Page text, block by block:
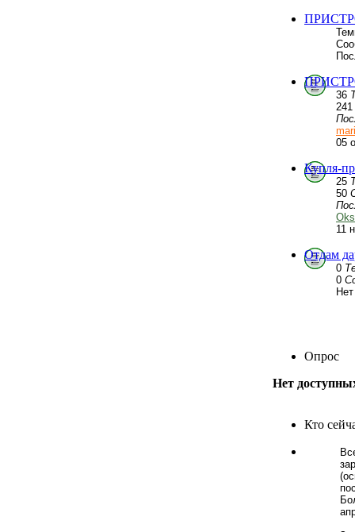
36
241
mari
05
Купля-
25
50
11
Отдам
0
0
Опрос
Нет
Кто